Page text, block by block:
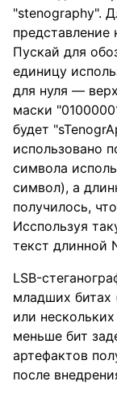
"stenography".
Пускай для
единицу
для нуля —
маски
будет
использовано
символа
символ), а
получилось,
Исспользуя
текст длинной
LSB-
младших битах
или
меньше бит
артефактов
после